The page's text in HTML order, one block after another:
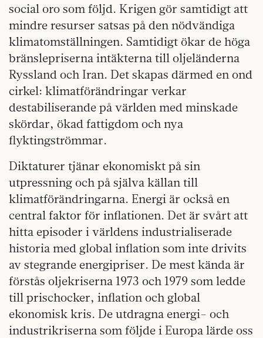
social oro som följd. Krigen gör samtidigt att
mindre resurser satsas på den nödvändiga
klimatomställningen. Samtidigt ökar de höga
bränslepriserna intäkterna till oljeländerna
Ryssland och Iran. Det skapas därmed en ond
cirkel: klimatförändringar verkar
destabiliserande på världen med minskade
skördar, ökad fattigdom och nya
flyktingströmmar.
Diktaturer tjänar ekonomiskt på sin
utpressning och på själva källan till
klimatförändringarna. Energi är också en
central faktor för inflationen. Det är svårt att
hitta episoder i världens industrialiserade
historia med global inflation som inte drivits
av stegrande energipriser. De mest kända är
förstås oljekriserna 1973 och 1979 som ledde
till prischocker, inflation och global
ekonomisk kris. De utdragna energi- och
industrikriserna som följde i Europa lärde oss